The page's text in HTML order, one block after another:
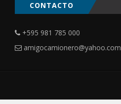
CONTACTO
+595 981 785 000
amigocamionero@yahoo.com